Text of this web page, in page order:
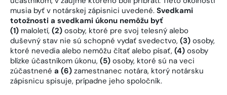
musia byť v notárskej zápisnici uvedené. Svedkami
totožnosti a svedkami úkonu nemôžu byť
(1) maloletí, (2) osoby, ktoré pre svoj telesný alebo
duševný stav nie sú schopné vydať svedectvo, (3) osoby,
ktoré nevedia alebo nemôžu čítať alebo písať, (4) osoby
blízke účastníkom úkonu, (5) osoby, ktoré sú na veci
zúčastnené a (6) zamestnanec notára, ktorý notársku
zápisnicu spisuje, prípadne jeho spoločník.